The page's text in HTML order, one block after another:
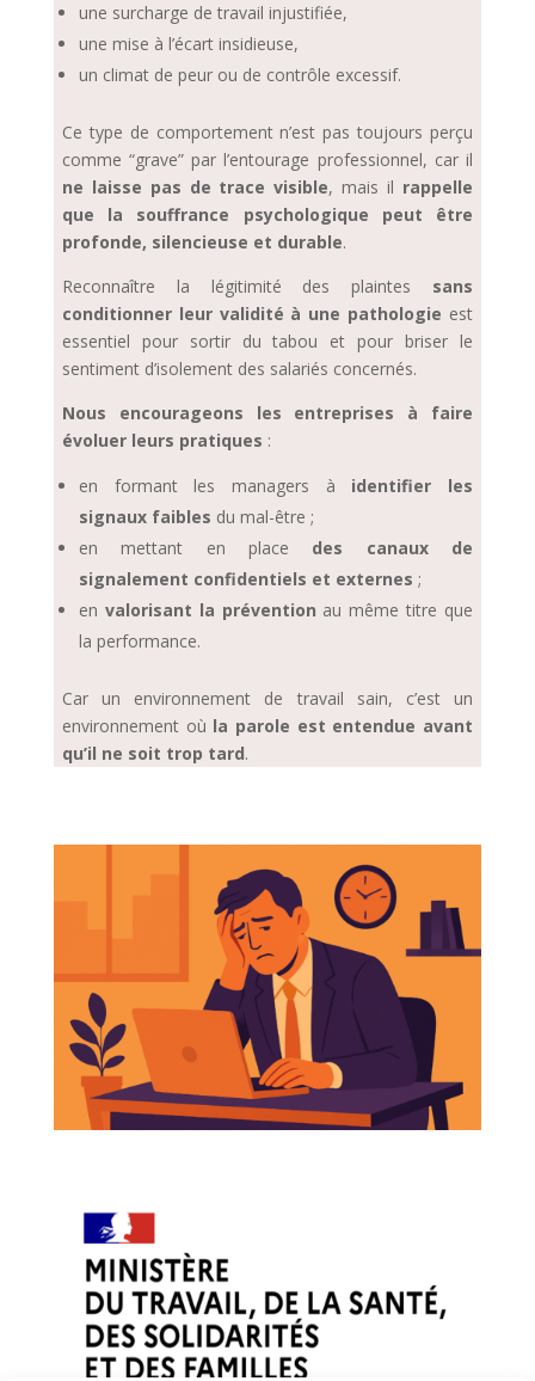
une surcharge de travail injustifiée,
une mise à l’écart insidieuse,
un climat de peur ou de contrôle excessif.
Ce type de comportement n’est pas toujours perçu
comme “grave” par l’entourage professionnel, car il
ne laisse pas de trace visible, mais il rappelle
que la souffrance psychologique peut être
profonde, silencieuse et durable.
Reconnaître la légitimité des plaintes sans
conditionner leur validité à une pathologie est
essentiel pour sortir du tabou et pour briser le
sentiment d’isolement des salariés concernés.
Nous encourageons les entreprises à faire
évoluer leurs pratiques :
en formant les managers à identifier les
signaux faibles du mal-être ;
en mettant en place des canaux de
signalement confidentiels et externes ;
en valorisant la prévention au même titre que
la performance.
Car un environnement de travail sain, c’est un
environnement où la parole est entendue avant
qu’il ne soit trop tard.